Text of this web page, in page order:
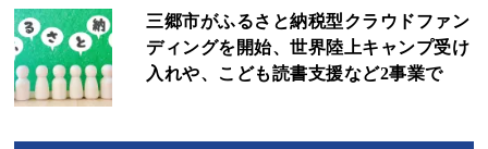
三郷市がふるさと納税型クラウドファン
ディングを開始、世界陸上キャンプ受け
入れや、こども読書支援など2事業で